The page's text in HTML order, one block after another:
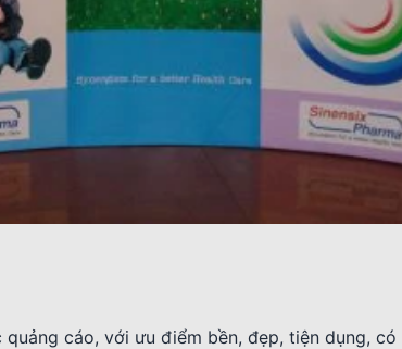
cáo, với ưu điểm bền, đẹp, tiện dụng,